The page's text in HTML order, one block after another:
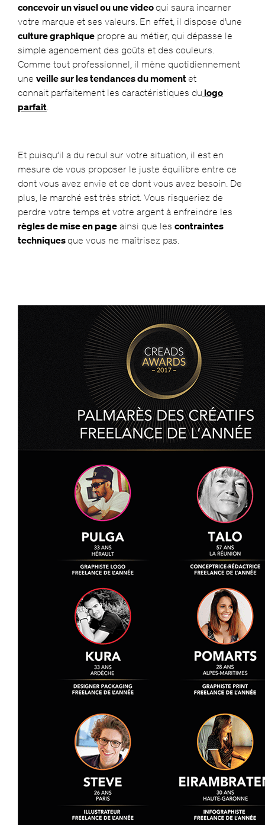
concevoir un visuel ou une video qui saura incarner
votre marque et ses valeurs. En effet, il dispose d’une
culture graphiquepropre au métier, qui dépasse le
simple agencement des goûts et des couleurs.
Comme tout professionnel, il mène quotidiennement
une veille sur les tendances du moment et
connait parfaitement les caractéristiques du logo
parfait.
Et puisqu’il a du recul sur votre situation, il est en
mesure de vous proposer le juste équilibre entre ce
dont vous avez envie et ce dont vous avez besoin. De
plus, le marché est très strict. Vous risqueriez de
perdre votre temps et votre argent à enfreindre les
règles de mise en pageainsi que les contraintes
techniques que vous ne maîtrisez pas.